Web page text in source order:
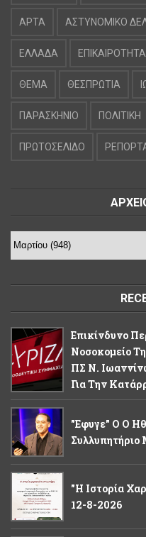
ΑΡΤΑ ΑΣΤΥΝΟΜΙΚΟ
ΕΛΛΑΔΑ ΕΠΙΚΑΙΡΟΤΗΤΑ
ΘΕΜΑ ΘΕΣΠΡΩΤΙΑ
ΠΑΡΑΣΚΗΝΙΟ ΠΟΛΙΤΙΚΗ
ΠΡΩΤΟΣΕΛΙΔΟ
Επικίνδυνο
Νοσοκομείο
ΠΣ Ν.
Για Την
"Εφυγε" Ο Ο
"Η Ιστορία
12-8-2026